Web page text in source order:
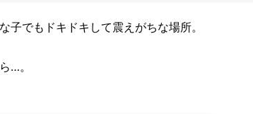
子でもドキドキして震えがちな場所。
…。